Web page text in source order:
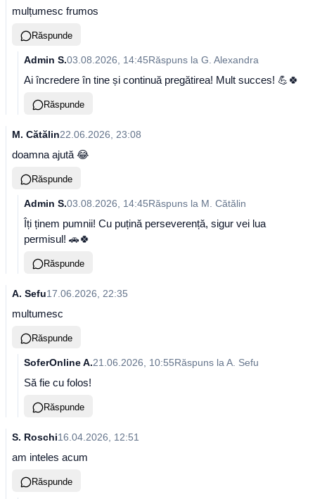
mulțumesc frumos
Răspunde
Admin S.03.08.2026, 14:45Răspuns la G. Alexandra
Ai încredere în tine și continuă pregătirea! Mult succes! 💪🍀
Răspunde
M. Cătălin22.06.2026, 23:08
doamna ajută 😂
Răspunde
Admin S.03.08.2026, 14:45Răspuns la M. Cătălin
Îți ținem pumnii! Cu puțină perseverență, sigur vei lua
Răspunde
A. Sefu17.06.2026, 22:35
multumesc
Răspunde
SoferOnline A.21.06.2026, 10:55Răspuns la A. Sefu
Să fie cu folos!
Răspunde
S. Roschi16.04.2026, 12:51
am inteles acum
Răspunde